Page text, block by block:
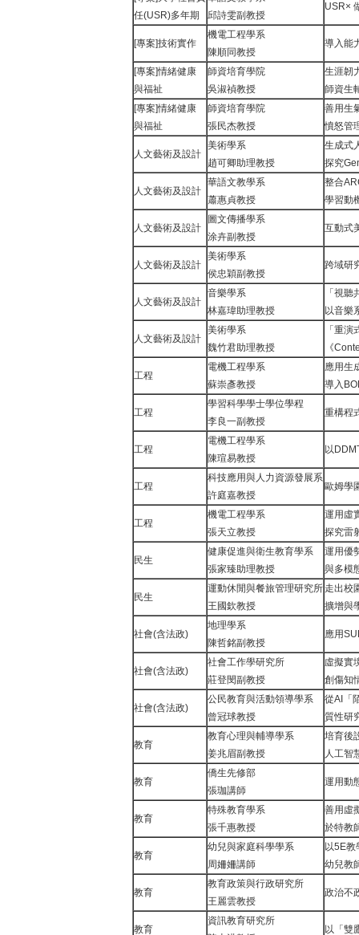
任(USR)多年期
邱詩雯副教授
USR×
[專案]技術實作
機電工程學系
陳順同教授
導入能
[專案]情緒健康
與福祉
師資培育學院
吳淑禎教授
生涯韌
師資生
[專案]情緒健康
與福祉
師資培育學院
張民杰教授
善用生
憤怒管
人文藝術及設計
美術學系
趙可卿助理教授
生成式
探究
人文藝術及設計
華語文教學系
蕭惠貞教授
整合
學習動
人文藝術及設計
圖文傳播學系
涂卉副教授
互動式
人文藝術及設計
美術學系
侯忠穎副教授
跨域研
人文藝術及設計
音樂學系
林嘉瑋助理教授
「視
以音樂
人文藝術及設計
美術學系
魏竹君助理教授
「重
《
工程
電機工程學系
蘇崇彥教授
應用生
導入
工程
學習科學學士學位學程
李良一副教授
重構程
工程
電機工程學系
陳瑄易教授
以
工程
科技應用與人力資源發展系
許庭嘉教授
歐姆學
工程
機電工程學系
張天立教授
運用虛
探究雷
民生
健康促進與衛生教育學系
張家臻助理教授
運用優
與多模
民生
運動休閒與餐旅管理研究所
王國欽教授
走出校
擴增與
社會(含法政)
地理學系
陳哲銘副教授
應用
社會(含法政)
社會工作學研究所
莊登閔副教授
虛擬實
創傷知
社會(含法政)
公民教育與活動領導學系
曾冠球教授
從AI「
質性研
教育
教育心理與輔導學系
姜兆眉副教授
培育後
人工智
教育
僑生先修部
張珈講師
運用動
教育
特殊教育學系
張千惠教授
善用虛
於特教
教育
幼兒與家庭科學學系
周姍姍講師
以5E
幼兒教
教育
教育政策與行政研究所
王麗雲教授
政治不
教育
資訊教育研究所
以「雙